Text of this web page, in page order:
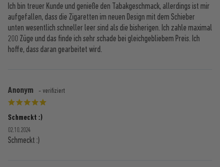
Ich bin treuer Kunde und genieße den Tabakgeschmack, allerdings ist mir
aufgefallen, dass die Zigaretten im neuen Design mit dem Schieber
unten wesentlich schneller leer sind als die bisherigen. Ich zahle maximal
200 Züge und das finde ich sehr schade bei gleichgebliebem Preis. Ich
hoffe, dass daran gearbeitet wird.
Anonym - verifiziert
Schmeckt :)
02.10.2024
Schmeckt :)